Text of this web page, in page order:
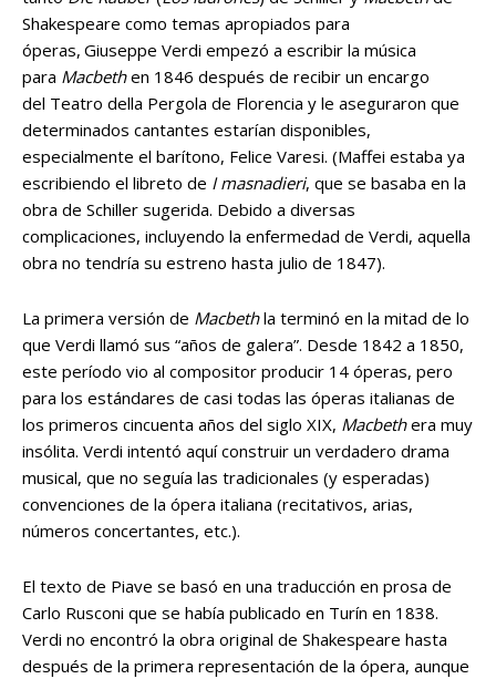
Shakespeare como temas apropiados para
óperas, Giuseppe Verdi empezó a escribir la música
para Macbethen 1846 después de recibir un encargo
del Teatro della Pergola de Florencia y le aseguraron que
determinados cantantes estarían disponibles,
especialmente el barítono, Felice Varesi. (Maffei estaba ya
escribiendo el libreto de I masnadieri, que se basaba en la
obra de Schiller sugerida. Debido a diversas
complicaciones, incluyendo la enfermedad de Verdi, aquella
obra no tendría su estreno hasta julio de 1847).
La primera versión de Macbethla terminó en la mitad de lo
que Verdi llamó sus “años de galera”. Desde 1842 a 1850,
este período vio al compositor producir 14 óperas, pero
para los estándares de casi todas las óperas italianas de
los primeros cincuenta años del siglo XIX, Macbethera muy
insólita. Verdi intentó aquí construir un verdadero drama
musical, que no seguía las tradicionales (y esperadas)
convenciones de la ópera italiana (recitativos, arias,
números concertantes, etc.).
El texto de Piave se basó en una traducción en prosa de
Carlo Rusconi que se había publicado en Turín en 1838.
Verdi no encontró la obra original de Shakespeare hasta
después de la primera representación de la ópera, aunque